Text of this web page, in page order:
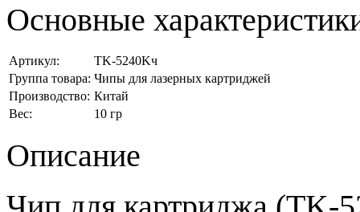
Основные
Артикул:
TK-5240Kч
Группа товара: Чипы для лазерных картриджей
Производство: Китай
Вес:
10 гр
Описание